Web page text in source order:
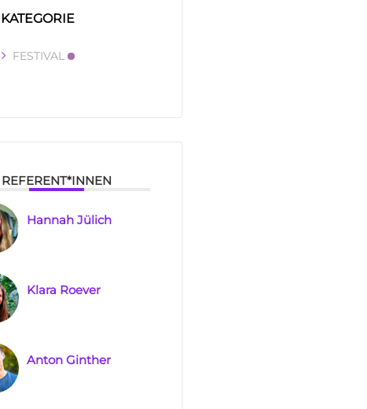
KATEGORIE
FESTIVAL
REFERENT*INNEN
Hannah Jülich
Klara Roever
Anton Ginther